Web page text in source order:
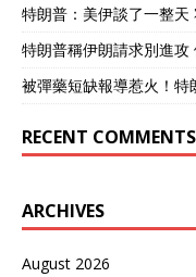
特朗普：美伊談了一整天
特朗普稱伊朗請求別進攻
被彈藥短缺報導惹火！
RECENT COMMENTS
ARCHIVES
August 2026